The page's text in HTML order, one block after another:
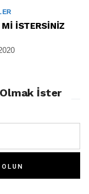
Mİ İSTERSİNİZ
Olmak İster